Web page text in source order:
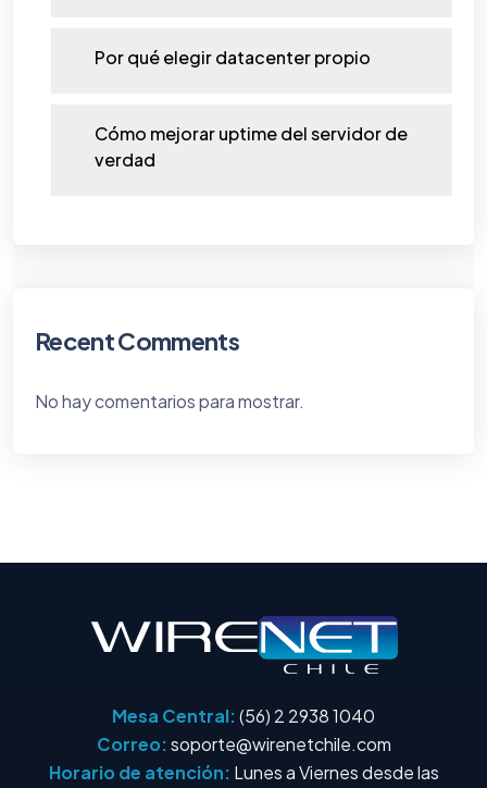
Por qué elegir datacenter propio
Cómo mejorar uptime del servidor de
verdad
Recent Comments
No hay comentarios para mostrar.
Mesa Central:(56) 2 2938 1040
Correo:soporte@wirenetchile.com
Horario de atención: Lunes a Viernes desde las